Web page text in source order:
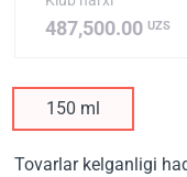
487,500.00 UZS
150 ml
Tovarlar kelganligi